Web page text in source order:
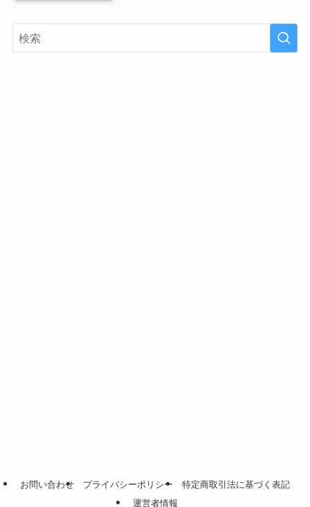
お問い合わせ プライバシーポリシー
特定商取引法に基づく表記
運営者情報